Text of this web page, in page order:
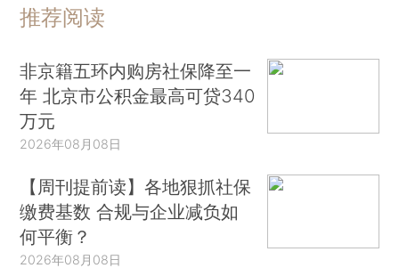
推荐阅读
非京籍五环内购房社保降至一
年 北京市公积金最高可贷340
万元
2026年08月08日
【周刊提前读】各地狠抓社保
缴费基数 合规与企业减负如
何平衡？
2026年08月08日